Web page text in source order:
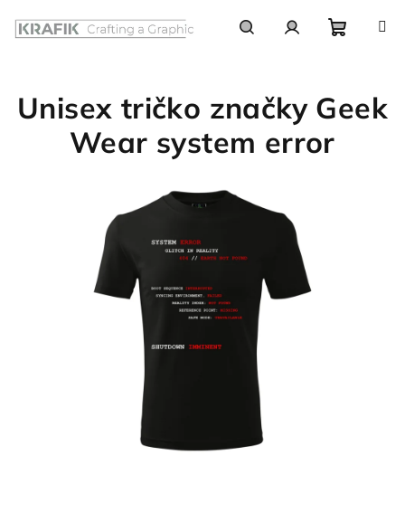
košík
Unisex tričko značky Geek
Wear system error